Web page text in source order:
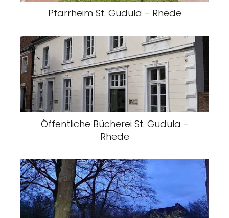
Pfarrheim St. Gudula - Rhede
Öffentliche Bücherei St. Gudula -
Rhede